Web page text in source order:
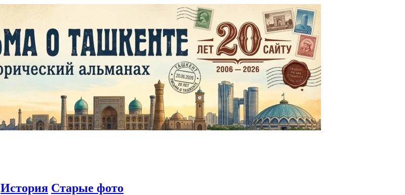
История Старые фото